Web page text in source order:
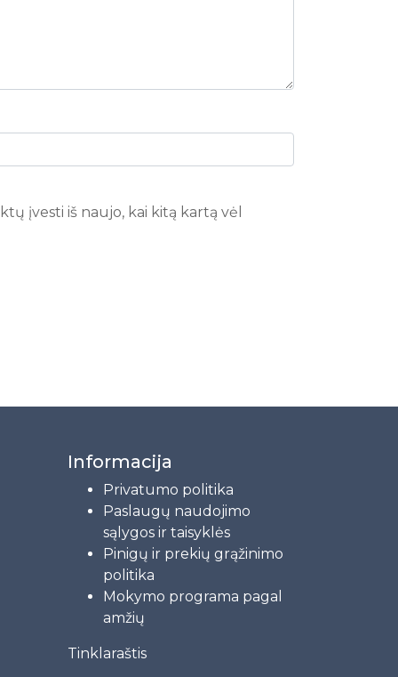
įvesti iš naujo, kai kitą kartą vėl
Informacija
Privatumo politika
Paslaugų naudojimo
sąlygos ir taisyklės
Pinigų ir prekių grąžinimo
politika
Mokymo programa pagal
amžių
Tinklaraštis